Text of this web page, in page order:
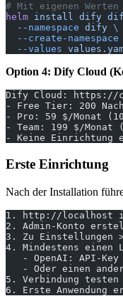
# Mit eigenen
helm install dify
  --namespace
dify \
  --create-namespace
  --values
Option 4: Dify Cloud
Dify Cloud: https://
- Free Tier: 200
- Pro: 59 $/Monat
- Team: 199 $/Monat
- Keine
Erste Einrichtung
Nach der Installation
1. http://localhost
2. Admin-Konto
3. Zu Einstellungen
4. Mindestens einen
- OpenAI: API-Key
- Oder einen
5. Verbindung testen
6. Erste Anwendung